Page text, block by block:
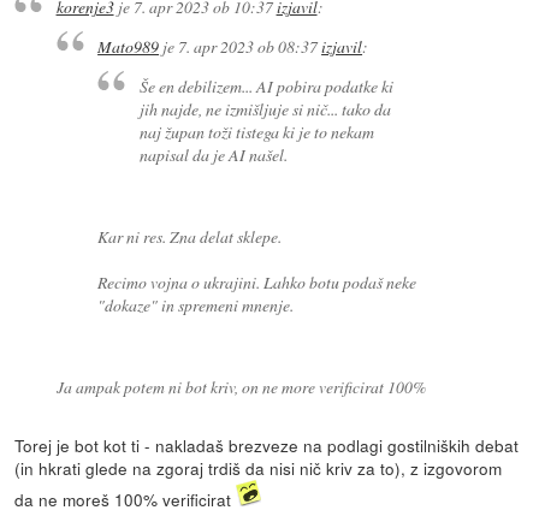
korenje3je 7. apr 2023 ob 10:37izjavil:
Mato989 je 7. apr 2023 ob 08:37izjavil:
Še en debilizem... AI pobira podatke ki
jih najde, ne izmišljuje si nič... tako da
naj župan toži tistega ki je to nekam
napisal da je AI našel.
Kar ni res. Zna delat sklepe.
Recimo vojna o ukrajini. Lahko botu podaš neke
"dokaze" in spremeni mnenje.
Ja ampak potem ni bot kriv, on ne more verificirat 100%
Torej je bot kot ti - nakladaš brezveze na podlagi gostilniških debat
(in hkrati glede na zgoraj trdiš da nisi nič kriv za to), z izgovorom
da ne moreš 100% verificirat